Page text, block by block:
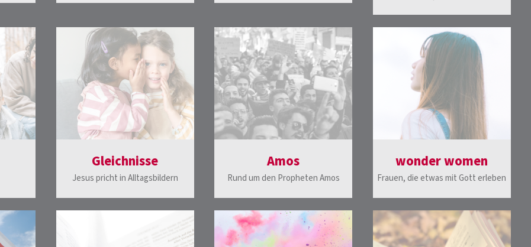
Gleichnisse
Jesus pricht in Alltagsbildern
Amos
Rund um den Propheten Amos
wonder women
Frauen, die etwas mit Gott erleben